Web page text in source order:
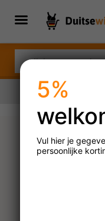
5%
Vul hier je
persoonlijke